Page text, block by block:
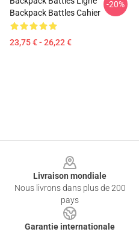
Backpack Battles Cahier
23,75 € - 26,22 €
-20%
Livraison mondiale
Nous livrons dans plus de 200
pays
Garantie internationale